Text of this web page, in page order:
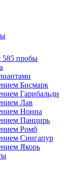
585 пробы
Бисмарк
Гарибальди
Лав
Нонна
Панцирь
Ромб
Сингапур
Якорь